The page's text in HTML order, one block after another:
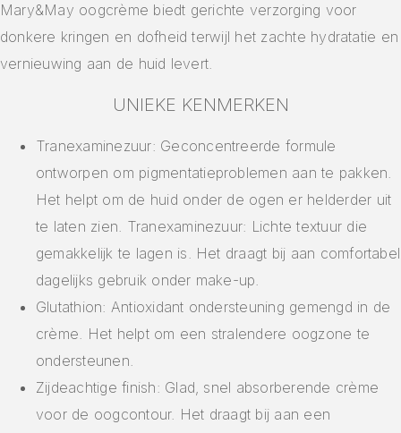
Mary&May oogcrème biedt gerichte verzorging voor
donkere kringen en dofheid terwijl het zachte hydratatie en
vernieuwing aan de huid levert.
UNIEKE KENMERKEN
Tranexaminezuur: Geconcentreerde formule
ontworpen om pigmentatieproblemen aan te pakken.
Het helpt om de huid onder de ogen er helderder uit
te laten zien. Tranexaminezuur: Lichte textuur die
gemakkelijk te lagen is. Het draagt bij aan comfortabel
dagelijks gebruik onder make-up.
Glutathion: Antioxidant ondersteuning gemengd in de
crème. Het helpt om een stralendere oogzone te
ondersteunen.
Zijdeachtige finish: Glad, snel absorberende crème
voor de oogcontour. Het draagt bij aan een